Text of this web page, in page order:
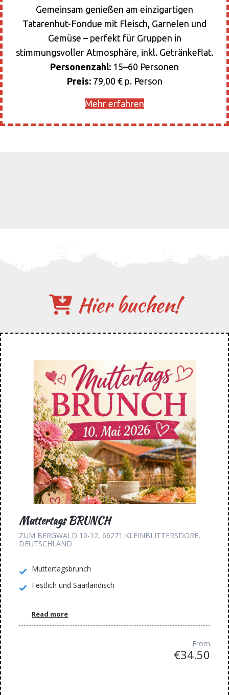
Gemeinsam genießen am einzigartigen
Tatarenhut-Fondue mit Fleisch, Garnelen und
Gemüse – perfekt für Gruppen in
stimmungsvoller Atmosphäre, inkl. Getränkeflat.
Personenzahl: 15–60 Personen
Preis:79,00 € p. Person
Mehr erfahren
Hier buchen!
Muttertags BRUNCH
ZUM BERGWALD 10-12, 66271 KLEINBLITTERSDORF,
DEUTSCHLAND
Muttertagsbrunch
Festlich und Saarländisch
Read more
From
€34.50